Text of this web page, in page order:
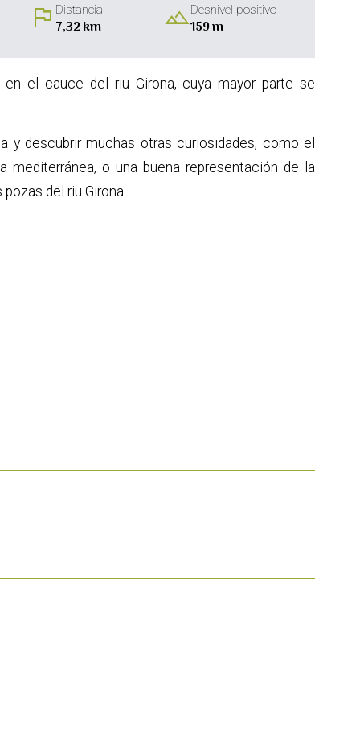
flag Distancia
7,32 km landscapeDesnivel positivo
159 m
el cauce del riu Girona, cuya mayor parte se
y descubrir muchas otras curiosidades, como el
mediterránea, o una buena representación de la
del riu Girona.